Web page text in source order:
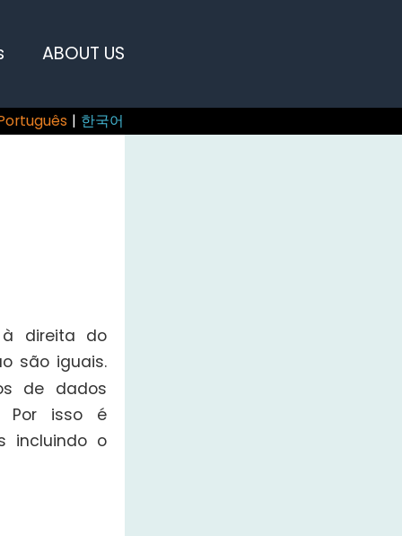
ABOUT US
| 한국어
direita do
são iguais.
de dados
Por isso é
incluindo o